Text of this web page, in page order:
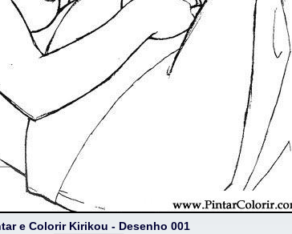
e Colorir Kirikou - Desenho 001